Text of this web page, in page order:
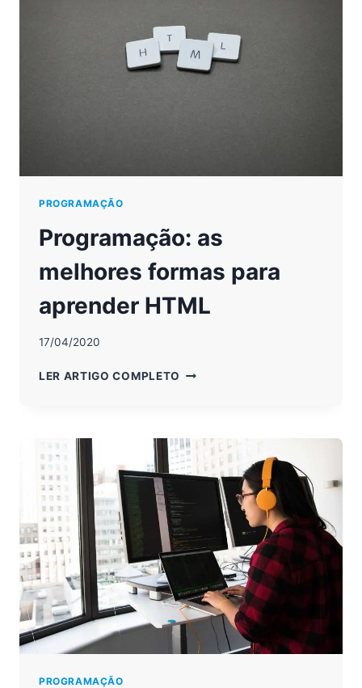
PROGRAMAÇÃO
Programação: as
melhores formas para
aprender HTML
17/04/2020
LER ARTIGO COMPLETO PROGRAMAÇÃO:
PARA
APRENDER
HTML
PROGRAMAÇÃO